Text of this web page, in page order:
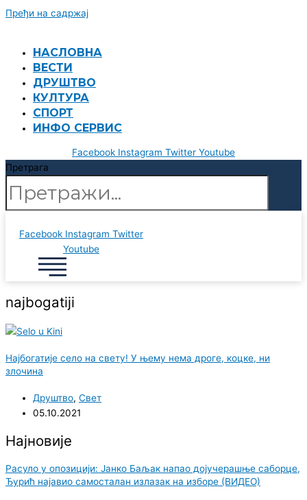
Пређи на садржај
НАСЛОВНА
ВЕСТИ
ДРУШТВО
КУЛТУРА
СПОРТ
ИНФО СЕРВИС
Facebook Instagram Twitter Youtube
Претрага
Facebook Instagram Twitter
Youtube
najbogatiji
Најбогатије село на свету! У њему нема дроге, коцке, ни
злочина
Друштво, Свет
05.10.2021
Најновије
Расуло у опозицији: Јанко Баљак напао дојучерашње саборце,
Ђурић најавио самосталан излазак на изборе (ВИДЕО)